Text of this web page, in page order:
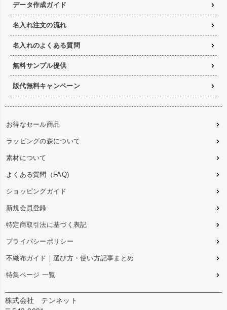
データ作成ガイド
名入れ注文の流れ
名入れのよくある質問
無料サンプル提供
版代無料キャンペーン
お得なセール商品
ラッピングの森について
素材について
よくある質問（FAQ)
ショッピングガイド
新規会員登録
特定商取引法に基づく表記
プライバシーポリシー
不織布ガイド｜選び方・使い方記事まとめ
特集ページ 一覧
株式会社 テンネット